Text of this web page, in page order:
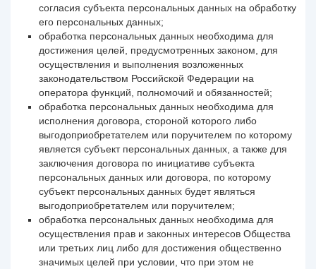
согласия субъекта персональных данных на обработку
его персональных данных;
обработка персональных данных необходима для
достижения целей, предусмотренных законом, для
осуществления и выполнения возложенных
законодательством Российской Федерации на
оператора функций, полномочий и обязанностей;
обработка персональных данных необходима для
исполнения договора, стороной которого либо
выгодоприобретателем или поручителем по которому
является субъект персональных данных, а также для
заключения договора по инициативе субъекта
персональных данных или договора, по которому
субъект персональных данных будет являться
выгодоприобретателем или поручителем;
обработка персональных данных необходима для
осуществления прав и законных интересов Общества
или третьих лиц либо для достижения общественно
значимых целей при условии, что при этом не